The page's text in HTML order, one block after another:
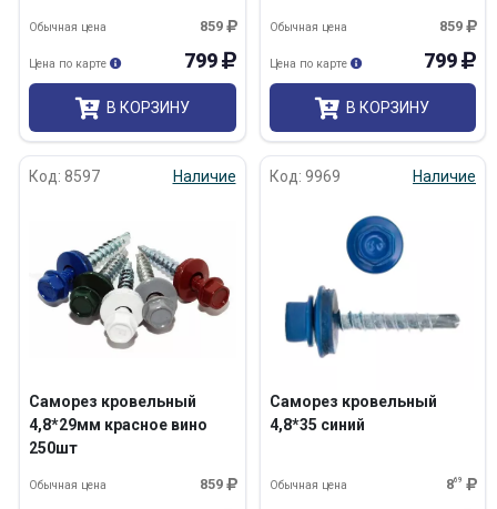
859
Обычная цена
799
Цена по карте
В КОРЗИНУ
859
Обычная цена
799
Цена по карте
В КОРЗИНУ
Код: 8597 Наличие
Саморез кровельный
4,8*29мм красное вино
250шт
859
Обычная цена
Код: 9969 Наличие
Саморез кровельный
4,8*35 синий
869
Обычная цена